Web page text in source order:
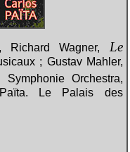
Richard Wagner, Le
; Gustav Mahler,
Orchestra,
Le Palais des